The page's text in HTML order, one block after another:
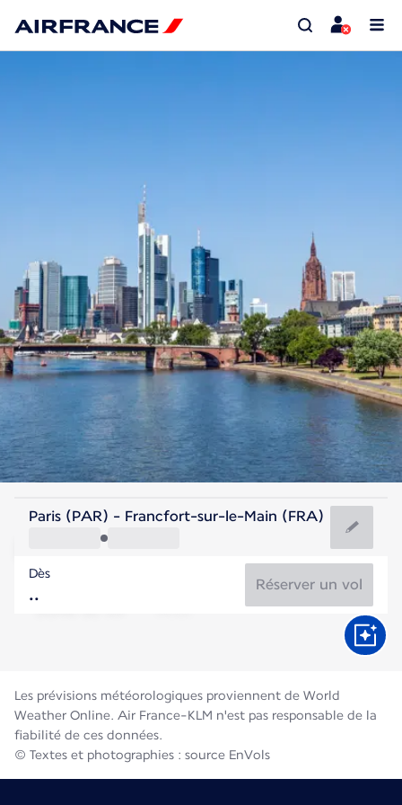
Allemagne
Francfort
Allemagne
Durée du vol
Paris (PAR) - Francfort-sur-le-Main (FRA)
Dès
Réserver un vol
Les prévisions météorologiques proviennent de World
Weather Online. Air France-KLM n'est pas responsable de la
fiabilité de ces données.
© Textes et photographies : source EnVols